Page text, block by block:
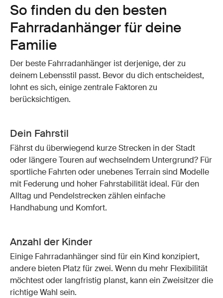
So finden du den besten
Fahrradanhänger für deine
Familie
Der beste Fahrradanhänger ist derjenige, der zu
deinem Lebensstil passt. Bevor du dich entscheidest,
lohnt es sich, einige zentrale Faktoren zu
berücksichtigen.
Dein Fahrstil
Fährst du überwiegend kurze Strecken in der Stadt
oder längere Touren auf wechselndem Untergrund? Für
sportliche Fahrten oder unebenes Terrain sind Modelle
mit Federung und hoher Fahrstabilität ideal. Für den
Alltag und Pendelstrecken zählen einfache
Handhabung und Komfort.
Anzahl der Kinder
Einige Fahrradanhänger sind für ein Kind konzipiert,
andere bieten Platz für zwei. Wenn du mehr Flexibilität
möchtest oder langfristig planst, kann ein Zweisitzer die
richtige Wahl sein.